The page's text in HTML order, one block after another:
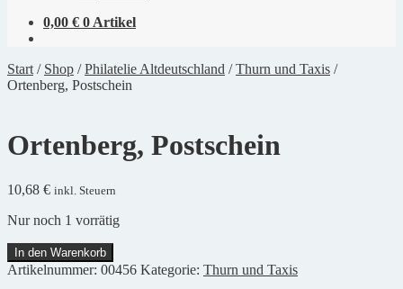
0,00 € 0 Artikel
Start / Shop /Philatelie Altdeutschland /Thurn und Taxis /
Ortenberg, Postschein
Ortenberg, Postschein
10,68 € inkl. Steuern
Nur noch 1 vorrätig
Ortenberg,
Postschein
In den Warenkorb
Artikelnummer: 00456 Kategorie: Thurn und Taxis